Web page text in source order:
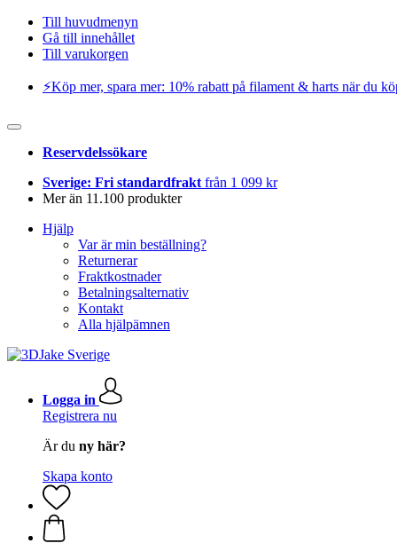
Till huvudmenyn
Gå till innehållet
Till varukorgen
⚡️Köp mer, spara mer: 10% rabatt på filament & harts när du
Reservdelssökare
Sverige: Fri standardfrakt från 1 099 kr
Mer än 11.100 produkter
Hjälp
Var är min beställning?
Returnerar
Fraktkostnader
Betalningsalternativ
Kontakt
Alla hjälpämnen
Logga in
Registrera nu
Är du ny här?
Skapa konto